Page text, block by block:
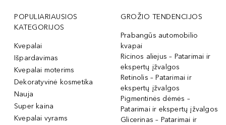
POPULIARIAUSIOS
KATEGORIJOS
Kvepalai
Išpardavimas
Kvepalai moterims
Dekoratyvinė kosmetika
Nauja
Super kaina
Kvepalai vyrams
GROŽIO TENDENCIJOS
Prabangūs automobilio
kvapai
Ricinos aliejus – Patarimai ir
ekspertų įžvalgos
Retinolis – Patarimai ir
ekspertų įžvalgos
Pigmentinės dėmės –
Patarimai ir ekspertų įžvalgos
Glicerinas – Patarimai ir